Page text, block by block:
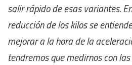
salir rápido de esas variantes.
reducción de los kilos se
mejorar a la hora de la
tendremos que medirnos con